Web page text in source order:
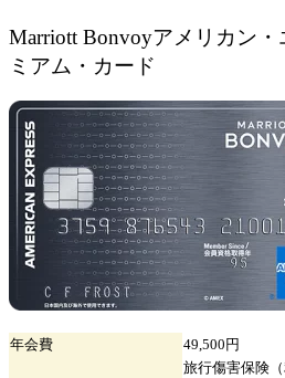
Marriott Bonvoyアメリカン
ミアム・カード
年会費 49,500円
旅行傷害保険（